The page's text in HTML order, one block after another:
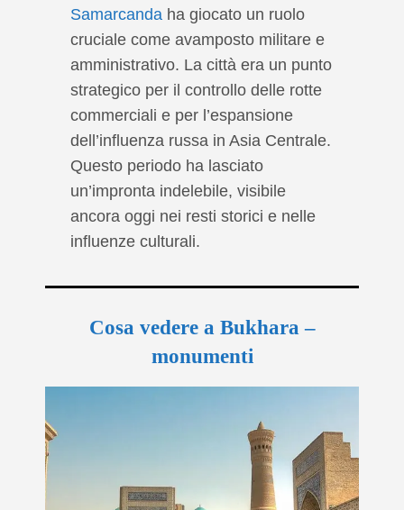
Samarcanda ha giocato un ruolo
cruciale come avamposto militare e
amministrativo. La città era un punto
strategico per il controllo delle rotte
commerciali e per l’espansione
dell’influenza russa in Asia Centrale.
Questo periodo ha lasciato
un’impronta indelebile, visibile
ancora oggi nei resti storici e nelle
influenze culturali.
Cosa vedere a Bukhara –
monumenti